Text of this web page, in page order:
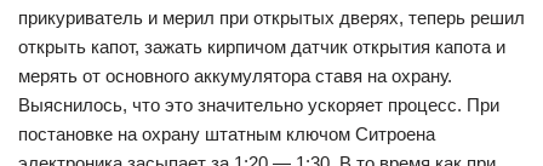
прикуриватель и мерил при открытых дверях, теперь решил
открыть капот, зажать кирпичом датчик открытия капота и
мерять от основного аккумулятора ставя на охрану.
Выяснилось, что это значительно ускоряет процесс. При
постановке на охрану штатным ключом Ситроена